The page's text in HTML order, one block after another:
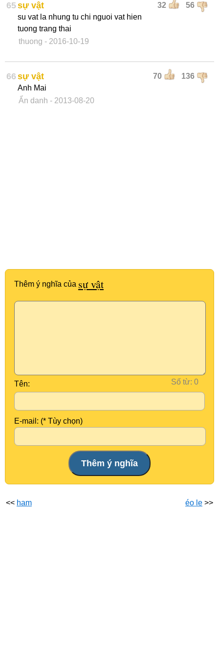
65 32 56
sự vật
su vat la nhung tu chi nguoi vat hien
tuong trang thai
thuong - 2016-10-19
66 70 136
sự vật
Anh Mai
Ẩn danh - 2013-08-20
Thêm ý nghĩa của sự vật
Số từ:
Tên:
E-mail: (* Tùy chọn)
<< ham éo le >>